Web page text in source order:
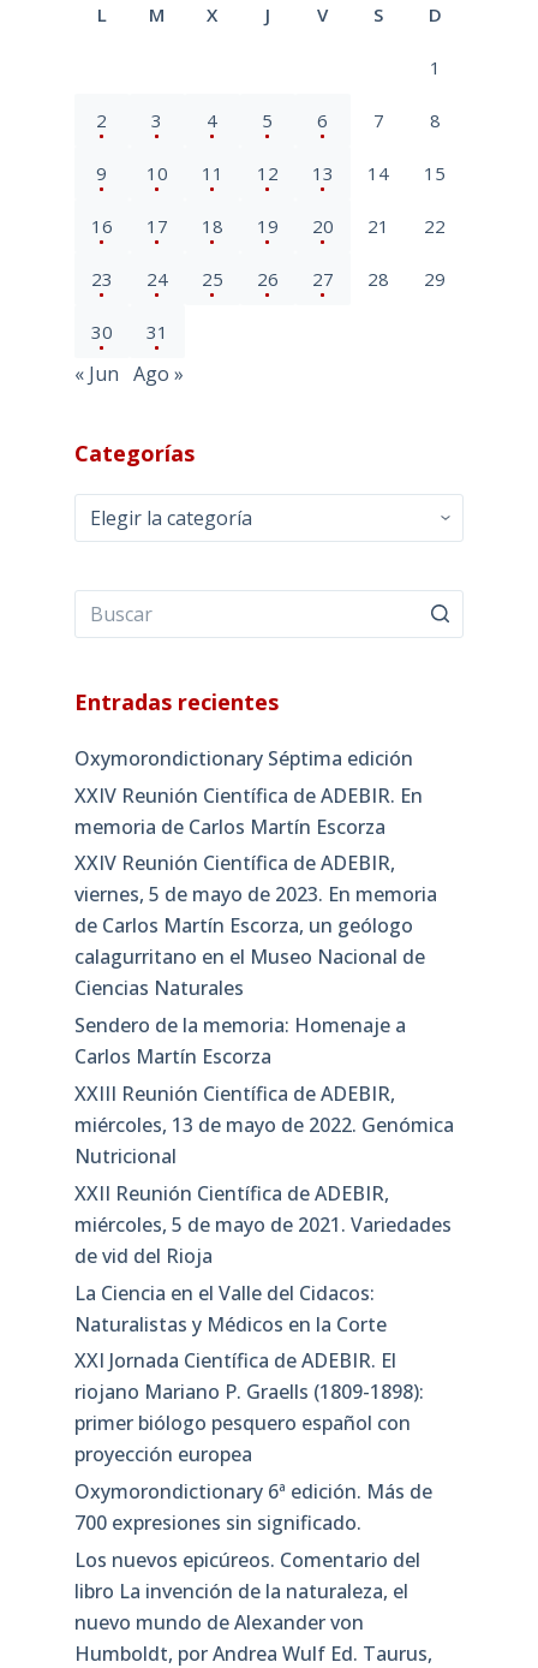
L M X J V S D
1
2 3 4 5 6 7 8
9 10 11 12 13 14 15
16 17 18 19 20 21 22
23 24 25 26 27 28 29
30 31
« Jun Ago »
Categorías
Categorías
Entradas recientes
Oxymorondictionary Séptima edición
XXIV Reunión Científica de ADEBIR. En
memoria de Carlos Martín Escorza
XXIV Reunión Científica de ADEBIR,
viernes, 5 de mayo de 2023. En memoria
de Carlos Martín Escorza, un geólogo
calagurritano en el Museo Nacional de
Ciencias Naturales
Sendero de la memoria: Homenaje a
Carlos Martín Escorza
XXIII Reunión Científica de ADEBIR,
miércoles, 13 de mayo de 2022. Genómica
Nutricional
XXII Reunión Científica de ADEBIR,
miércoles, 5 de mayo de 2021. Variedades
de vid del Rioja
La Ciencia en el Valle del Cidacos:
Naturalistas y Médicos en la Corte
XXI Jornada Científica de ADEBIR. El
riojano Mariano P. Graells (1809-1898):
primer biólogo pesquero español con
proyección europea
Oxymorondictionary 6ª edición. Más de
700 expresiones sin significado.
Los nuevos epicúreos. Comentario del
libro La invención de la naturaleza, el
nuevo mundo de Alexander von
Humboldt, por Andrea Wulf Ed. Taurus,